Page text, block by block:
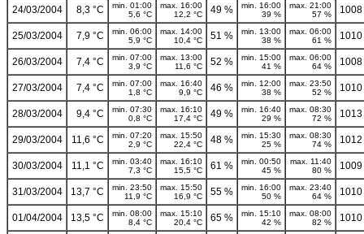
24/03/2004 8,3 °C
min. 01:00
5,6 °C
max. 16:00
12,2 °C
49 %
min. 16:00
39 %
max. 21:00
57 %
25/03/2004 7,9 °C
min. 06:00
5,9 °C
max. 14:00
10,4 °C
51 %
min. 13:00
38 %
max. 06:00
61 %
26/03/2004 7,4 °C
min. 07:00
3,9 °C
max. 13:00
11,6 °C
52 %
min. 15:00
41 %
max. 06:00
64 %
27/03/2004 7,4 °C
min. 07:00
1,8 °C
max. 16:40
9,9 °C
46 %
min. 12:00
38 %
max. 23:50
52 %
28/03/2004 9,4 °C
min. 07:30
0,8 °C
max. 16:10
17,4 °C
49 %
min. 16:40
29 %
max. 08:30
72 %
29/03/2004 11,6 °C
min. 07:20
2,9 °C
max. 15:50
22,4 °C
48 %
min. 15:30
25 %
max. 08:30
74 %
30/03/2004 11,1 °C
min. 03:40
7,3 °C
max. 16:10
15,5 °C
61 %
min. 00:50
45 %
max. 11:40
80 %
31/03/2004 13,7 °C
min. 23:50
11,9 °C
max. 15:50
16,9 °C
55 %
min. 16:00
50 %
max. 23:40
64 %
01/04/2004 13,5 °C
min. 08:00
8,4 °C
max. 15:10
20,4 °C
65 %
min. 15:10
42 %
max. 08:00
82 %